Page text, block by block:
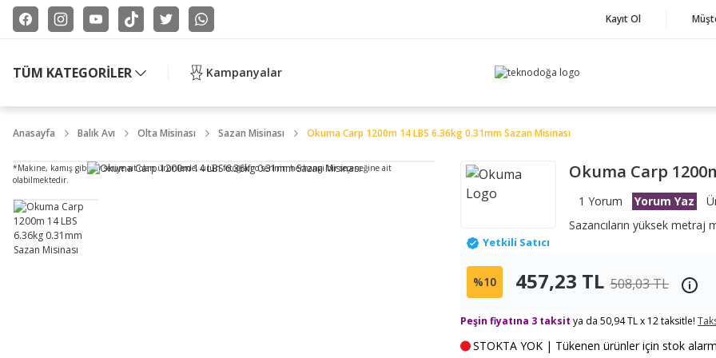
Kayıt Ol
TÜM KATEGORİLER Kampanyalar
Anasayfa Balık Avı Olta Misinası Sazan Misinası Okuma Carp 1200m 14 LBS 6.36kg 0.31mm Sazan Misinası
*Makine, kamış gibi bir seriye ait olan ürünlerde, ürün fotoğrafı o serinin herhangi bir seçeneğine ait
olabilmektedir.
Yetkili Satıcı
Okuma Carp
1 Yorum Yorum Yaz
Sazancıların yüksek metraj
%10 457,23 TL 508,03 TL
Peşin fiyatına 3 taksit ya da 50,94 TL x 12 taksitle!
STOKTA YOK | Tükenen ürünler için stok